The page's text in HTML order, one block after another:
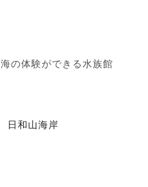
海の体験ができる水族館
日和山海岸